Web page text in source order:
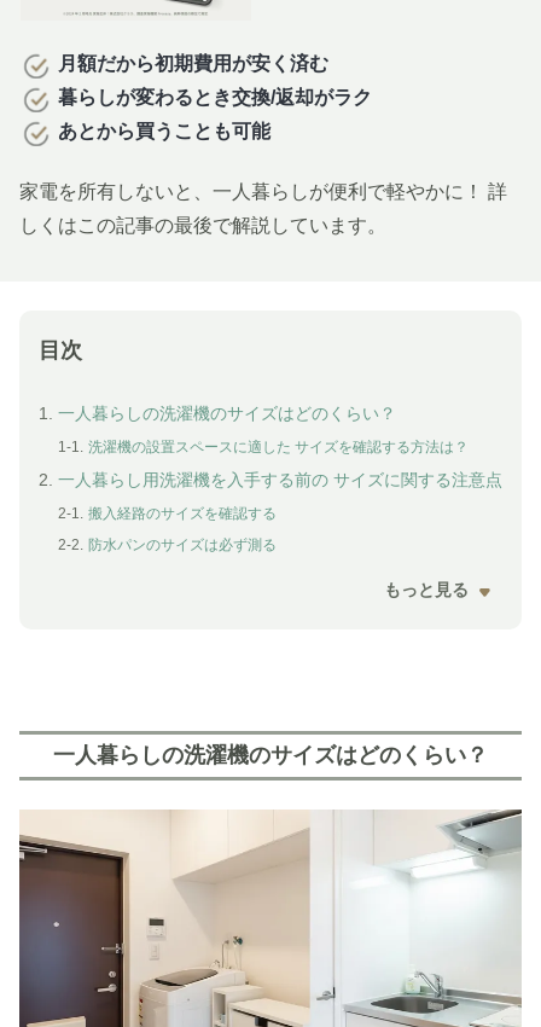
月額だから初期費用が安く済む
暮らしが変わるとき交換/返却がラク
あとから買うことも可能
家電を所有しないと、一人暮らしが便利で軽やかに！ 詳
しくはこの記事の最後で解説しています。
目次
1. 一人暮らしの洗濯機のサイズはどのくらい？
1-1. 洗濯機の設置スペースに適した サイズを確認する方法は？
2. 一人暮らし用洗濯機を入手する前の サイズに関する注意点
2-1. 搬入経路のサイズを確認する
2-2. 防水パンのサイズは必ず測る
もっと見る
一人暮らしの洗濯機のサイズはどのくらい？